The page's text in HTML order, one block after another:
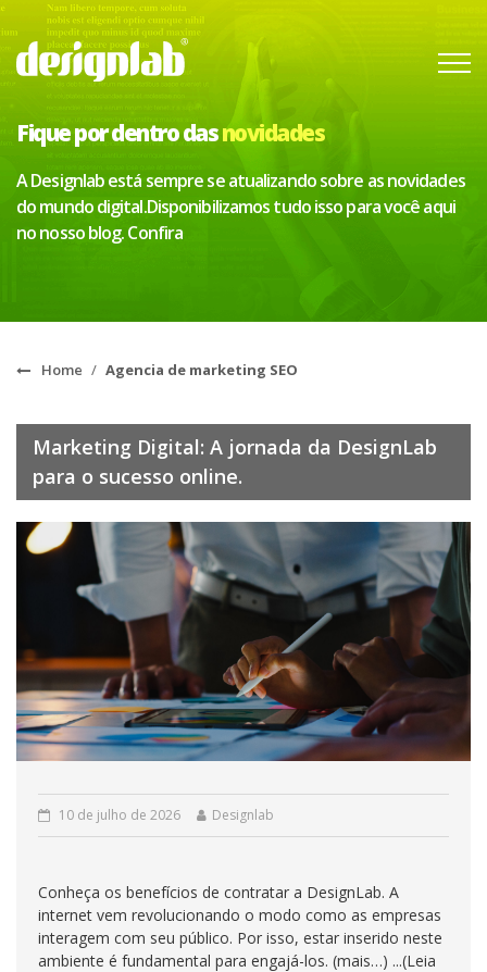
Fique por dentro dasnovidades
A Designlab está sempre se atualizando sobre as novidades
do mundo digital.Disponibilizamos tudo isso para você aqui
no nosso blog. Confira
Home / Agencia de marketing SEO
Marketing Digital: A jornada da DesignLab
para o sucesso online.
10 de julho de 2026 Designlab
Conheça os benefícios de contratar a DesignLab. A
internet vem revolucionando o modo como as empresas
interagem com seu público. Por isso, estar inserido neste
ambiente é fundamental para engajá-los. (mais…) ...(Leia